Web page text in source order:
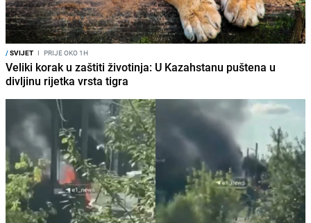
/SVIJET I PRIJE OKO 1H
Veliki korak u zaštiti životinja: U Kazahstanu puštena u
divljinu rijetka vrsta tigra